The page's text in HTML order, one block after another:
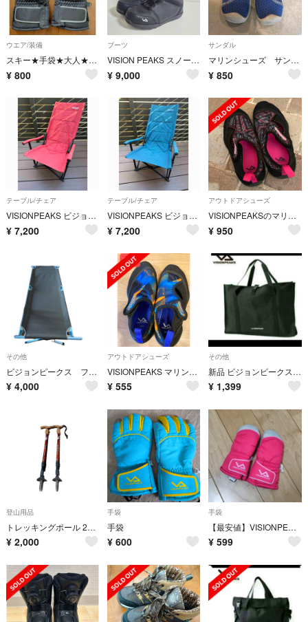
ウエア/装備
スキー★手袋★大人★Mサイズ
¥ 800
ブーツ
VISION PEAKS スノーボードブーツ 27.5㎝ atop
¥ 9,000
サンダル
マリンシューズ サンダル 川 海 15cm 子ども
¥ 850
テーブル/チェア
VISIONPEAKS ビジョンピークス キャンバスリラックスチェア アウトドア
¥ 7,200
テーブル/チェア
VISIONPEAKS ビジョンピークス キャンバスリラックスチェア アウトドア
¥ 7,200
アウトドアシューズ
VISIONPEAKSのマリンシューズ(アクアシューズ)
¥ 950
その他
ビジョンピークス フォールディングベッド
¥ 4,000
アウトドアシューズ
VISIONPEAKS マリンシューズ 18センチ
¥ 555
その他
新品 ビジョンピークス焚き火テーブル 収納バッグ 焚火テーブルキャリーケース
¥ 1,399
登山用品
トレッキングポール 2本セット T型 ハイカー3CL-AS11
¥ 2,000
手袋
手袋
¥ 600
手袋
【最安値】VISIONPEAKS ピンク×灰色 ミトン 手袋 グローブ 90cm
¥ 599